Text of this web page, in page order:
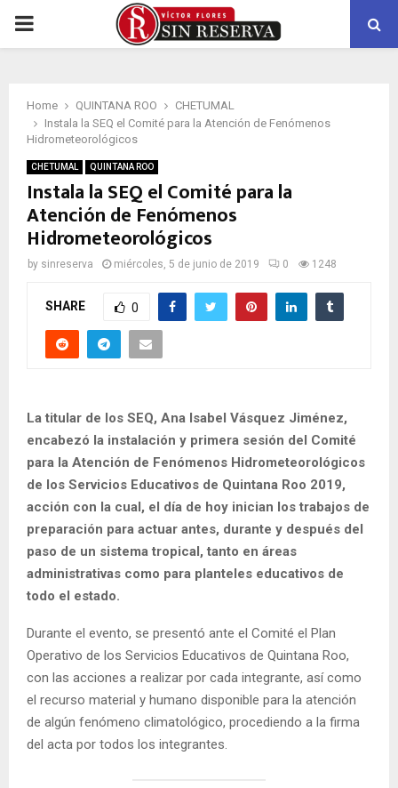
PRIMARY
Home QUINTANA ROO
CHETUMAL
Instala la SEQ el Comité para la Atención de Fenómenos
Hidrometeorológicos
CHETUMAL QUINTANA ROO
Instala la SEQ el Comité para la
Atención de Fenómenos
Hidrometeorológicos
by sinreserva miércoles, 5 de junio de 2019 0 1248
SHARE 0
La titular de los SEQ, Ana Isabel Vásquez Jiménez,
encabezó la instalación y primera sesión del Comité
para la Atención de Fenómenos Hidrometeorológicos
de los Servicios Educativos de Quintana Roo 2019,
acción con la cual, el día de hoy inician los trabajos de
preparación para actuar antes, durante y después del
paso de un sistema tropical, tanto en áreas
administrativas como para planteles educativos de
todo el estado.
Durante el evento, se presentó ante el Comité el Plan
Operativo de los Servicios Educativos de Quintana Roo,
con las acciones a realizar por cada integrante, así como
el recurso material y humano disponible para la atención
de algún fenómeno climatológico, procediendo a la firma
del acta por todos los integrantes.